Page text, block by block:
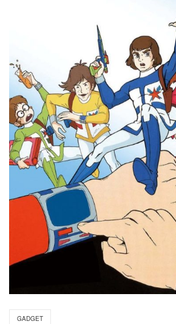
GADGET